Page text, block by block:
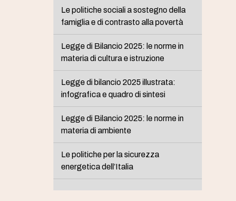
Le politiche sociali a sostegno della
famiglia e di contrasto alla povertà
Legge di Bilancio 2025: le norme in
materia di cultura e istruzione
Legge di bilancio 2025 illustrata:
infografica e quadro di sintesi
Legge di Bilancio 2025: le norme in
materia di ambiente
Le politiche per la sicurezza
energetica dell’Italia